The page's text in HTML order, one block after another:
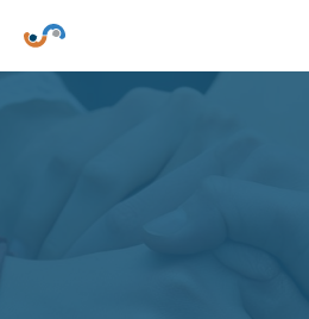
Inhalt
springen